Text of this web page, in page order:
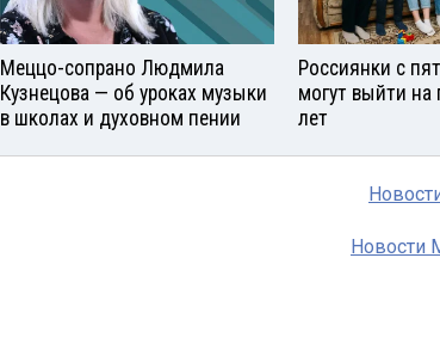
Меццо-сопрано Людмила
Кузнецова — об уроках музыки
в школах и духовном пении
Россиянки с
могут выйти на
лет
Новости